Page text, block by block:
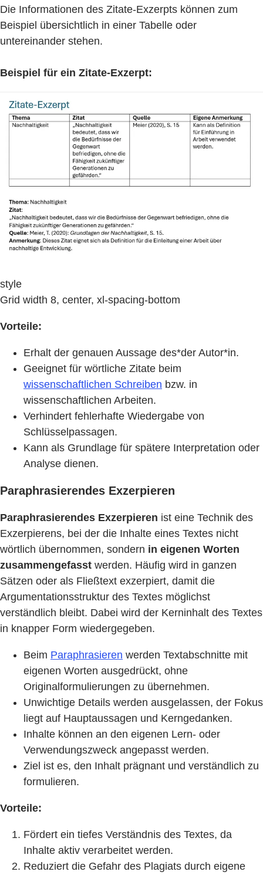
Die Informationen des Zitate-Exzerpts können zum
Beispiel übersichtlich in einer Tabelle oder
untereinander stehen.
Beispiel für ein Zitate-Exzerpt:
style
Grid width 8, center, xl-spacing-bottom
Vorteile:
Erhalt der genauen Aussage des*der Autor*in.
Geeignet für wörtliche Zitate beim
wissenschaftlichen Schreiben bzw. in
wissenschaftlichen Arbeiten.
Verhindert fehlerhafte Wiedergabe von
Schlüsselpassagen.
Kann als Grundlage für spätere Interpretation oder
Analyse dienen.
Paraphrasierendes Exzerpieren
Paraphrasierendes Exzerpieren ist eine Technik des
Exzerpierens, bei der die Inhalte eines Textes nicht
wörtlich übernommen, sondern in eigenen Worten
zusammengefasst werden. Häufig wird in ganzen
Sätzen oder als Fließtext exzerpiert, damit die
Argumentationsstruktur des Textes möglichst
verständlich bleibt. Dabei wird der Kerninhalt des Textes
in knapper Form wiedergegeben.
Beim Paraphrasieren werden Textabschnitte mit
eigenen Worten ausgedrückt, ohne
Originalformulierungen zu übernehmen.
Unwichtige Details werden ausgelassen, der Fokus
liegt auf Hauptaussagen und Kerngedanken.
Inhalte können an den eigenen Lern- oder
Verwendungszweck angepasst werden.
Ziel ist es, den Inhalt prägnant und verständlich zu
formulieren.
Vorteile:
Fördert ein tiefes Verständnis des Textes, da
Inhalte aktiv verarbeitet werden.
Reduziert die Gefahr des Plagiats durch eigene